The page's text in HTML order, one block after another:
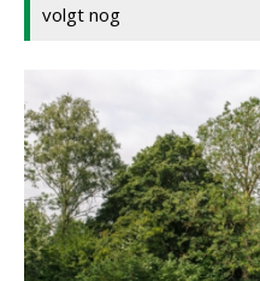
volgt nog